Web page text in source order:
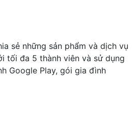
sẻ những sản phẩm và dịch vụ
tối đa 5 thành viên và sử dụng
Google Play, gói gia đình